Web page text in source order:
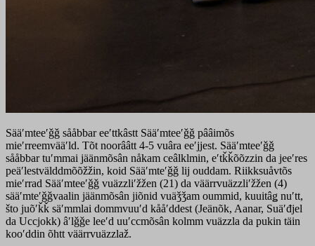
Sääʹmteeʹǧǧ sååbbar eeʹttkâstt Sääʹmteeʹǧǧ pââimõs
mieʹrreemvääʹld. Tõt noorââtt 4-5 vuâra eeʹjjest. Sääʹmteeʹǧǧ
sååbbar tuʹmmai jäänmõsân nåkam ceâlklmin, eʹtǩǩõõzzin da jeeʹres
peäʹlestvälddmõõžžin, koid Sääʹmteʹǧǧ lij ouddam. Riikksuåvtõs
mieʹrrad Sääʹmteeʹǧǧ vuäzzliʹžžen (21) da väärrvuäzzliʹžžen (4)
sääʹmteʹǧǧvaalin jäänmõsân jiõnid vuäǯǯam oummid, kuuitâǥ nuʹtt,
što juõʹǩǩ säʹmmlai dommvuuʹd kååʹddest (Jeänõk, Aanar, Suäʹđjel
da Uccjokk) âʹlǧǧe leeʹd uuʹccmõsân kolmm vuäzzla da pukin täin
kooʹddin õhtt väärrvuäzzlaž.